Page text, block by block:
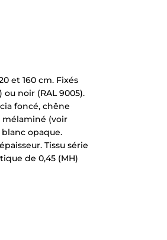
et 160 cm. Fixés
noir (RAL 9005).
foncé, chêne
mélaminé (voir
opaque.
Tissu série
de 0,45 (MH)